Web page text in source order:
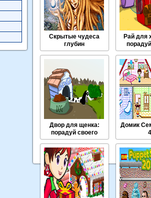
Скрытые чудеса
глубин
Рай для
Двор для щенка:
порадуй своего
любимца
Домик